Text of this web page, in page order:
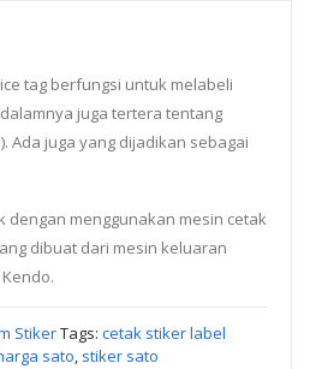
tag berfungsi untuk melabeli
juga tertera tentang
Ada juga yang dijadikan sebagai
dengan menggunakan mesin cetak
dibuat dari mesin keluaran
StikerTags: cetak stiker label
sato, stiker sato